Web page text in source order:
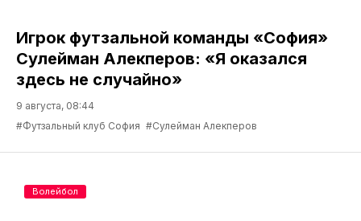
Игрок футзальной команды «София»
Сулейман Алекперов: «Я оказался
здесь не случайно»
9 августа, 08:44
#Футзальный клуб София #Сулейман Алекперов
Волейбол